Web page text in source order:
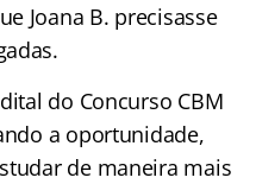
Joana B. precisasse
do Concurso CBM
a oportunidade,
de maneira mais